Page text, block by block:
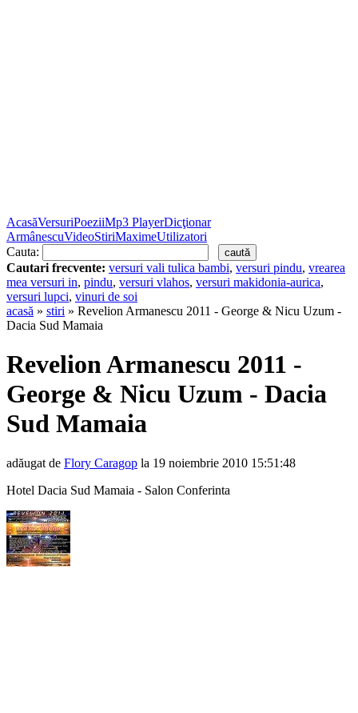
AcasăVersuriPoeziiMp3 PlayerDicţionar
ArmânescuVideoStiriMaximeUtilizatori
Cauta:
Cautari frecvente: versuri vali tulica bambi, versuri pindu, vrearea
mea versuri in, pindu, versuri vlahos, versuri makidonia-aurica,
versuri lupci, vinuri de soi
acasă » stiri » Revelion Armanescu 2011 - George & Nicu Uzum -
Dacia Sud Mamaia
Revelion Armanescu 2011 -
George & Nicu Uzum - Dacia
Sud Mamaia
adăugat de Flory Caragop la 19 noiembrie 2010 15:51:48
Hotel Dacia Sud Mamaia - Salon Conferinta